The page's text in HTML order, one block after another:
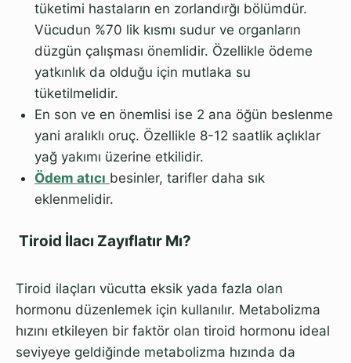
tüketimi hastaların en zorlandırğı bölümdür.
Vücudun %70 lik kısmı sudur ve organların
düzgün çalışması önemlidir. Özellikle ödeme
yatkınlık da olduğu için mutlaka su
tüketilmelidir.
En son ve en önemlisi ise 2 ana öğün beslenme
yani aralıklı oruç. Özellikle 8-12 saatlik açlıklar
yağ yakımı üzerine etkilidir.
Ödem atıcı besinler, tarifler daha sık
eklenmelidir.
Tiroid İlacı Zayıflatır Mı?
Tiroid ilaçları vücutta eksik yada fazla olan
hormonu düzenlemek için kullanılır. Metabolizma
hızını etkileyen bir faktör olan tiroid hormonu ideal
seviyeye geldiğinde metabolizma hızında da